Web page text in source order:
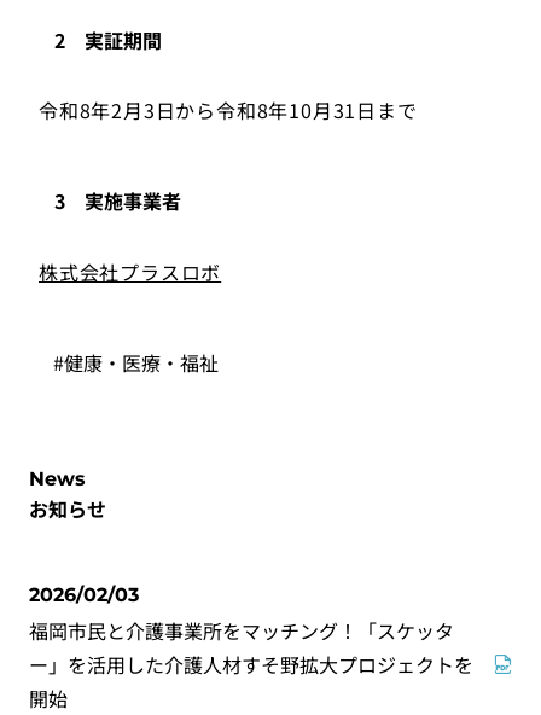
2 実証期間
令和8年2月3日から令和8年10月31日まで
3 実施事業者
株式会社プラスロボ
#健康・医療・福祉
News
お知らせ
2026/02/03
福岡市民と介護事業所をマッチング！「スケッタ
ー」を活用した介護人材すそ野拡大プロジェクトを
開始